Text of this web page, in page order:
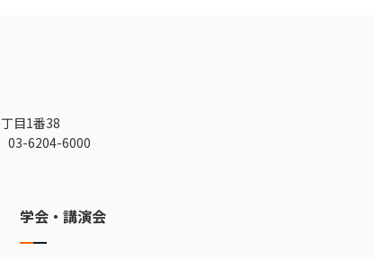
目1番38
03-6204-6000
学会・講演会